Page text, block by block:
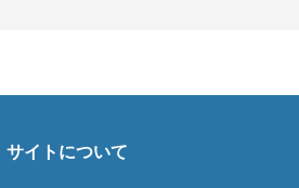
サイトについて